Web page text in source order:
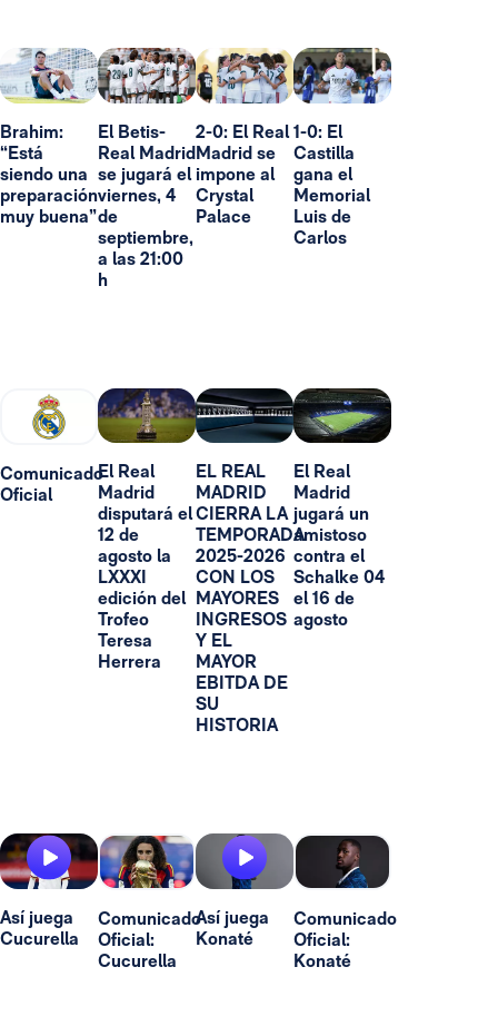
Brahim:
“Está
siendo una
preparación
muy buena”
El Betis-
Real Madrid
se jugará el
viernes, 4
de
septiembre,
a las 21:00
h
2-0: El Real
Madrid se
impone al
Crystal
Palace
1-0: El
Castilla
gana el
Memorial
Luis de
Carlos
Comunicado
Oficial
El Real
Madrid
disputará el
12 de
agosto la
LXXXI
edición del
Trofeo
Teresa
Herrera
EL REAL
MADRID
CIERRA LA
TEMPORADA
2025-2026
CON LOS
MAYORES
INGRESOS
Y EL
MAYOR
EBITDA DE
SU
HISTORIA
El Real
Madrid
jugará un
amistoso
contra el
Schalke 04
el 16 de
agosto
Así juega
Cucurella
Comunicado
Oficial:
Cucurella
Así juega
Konaté
Comunicado
Oficial:
Konaté